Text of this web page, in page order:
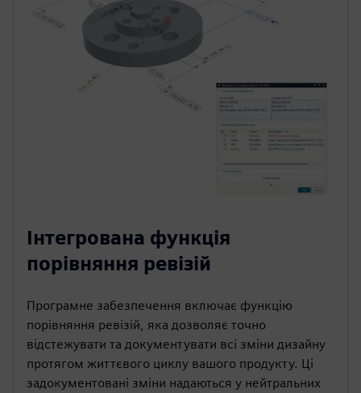
Інтегрована функція
порівняння ревізій
Програмне забезпечення включає функцію
порівняння ревізій, яка дозволяє точно
відстежувати та документувати всі зміни дизайну
протягом життєвого циклу вашого продукту. Ці
задокументовані зміни надаються у нейтральних